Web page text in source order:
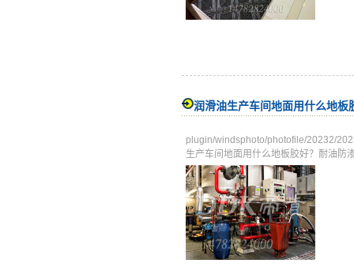
润滑油生产车间地面用什么地板
plugin/windsphoto/photofile/20232/
生产车间地面用什么地板胶好？耐油防